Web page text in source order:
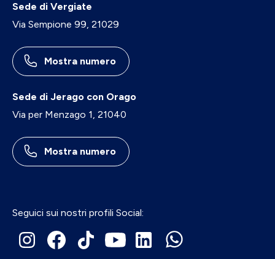
Sede di Vergiate
Via Sempione 99, 21029
Mostra numero
Sede di Jerago con Orago
Via per Menzago 1, 21040
Mostra numero
Seguici sui nostri profili Social: